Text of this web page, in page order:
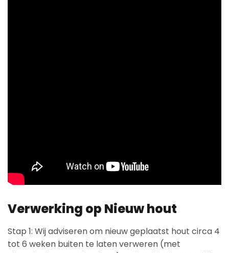
Verwerking op Nieuw hout
Stap 1: Wij adviseren om nieuw geplaatst hout circa 4
tot 6 weken buiten te laten verweren (met